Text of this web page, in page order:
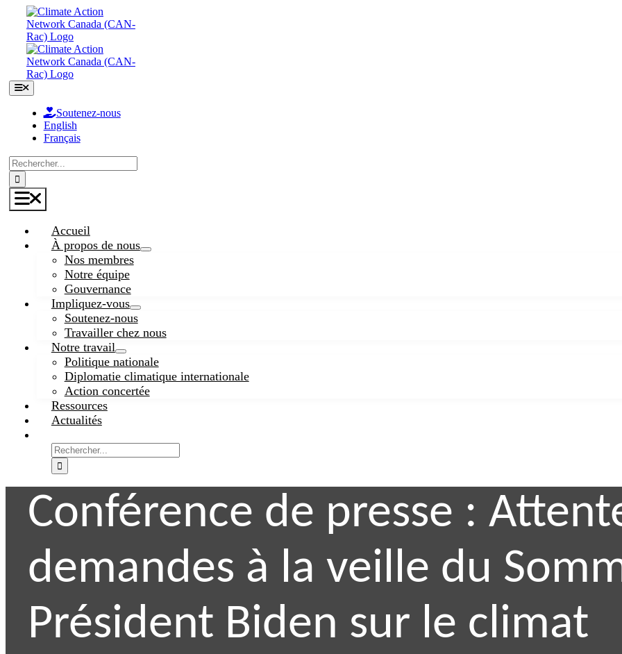
content
Toggle
Navigation
Soutenez-nous
English
Français
Search
for:
Toggle
Accueil
À propos de nous
Nos membres
Notre équipe
Gouvernance
Impliquez-vous
Soutenez-nous
Travailler chez nous
Notre travail
Politique nationale
Diplomatie climatique internationale
Action concertée
Ressources
Actualités
Search
for:
Conférence de presse :
demandes à la veille du
Président Biden sur le climat